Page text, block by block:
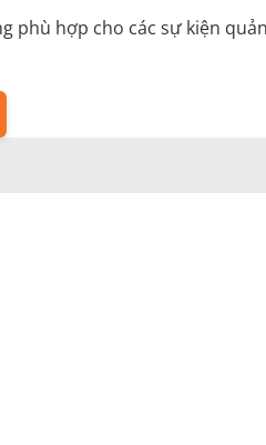
phù hợp cho các sự kiện